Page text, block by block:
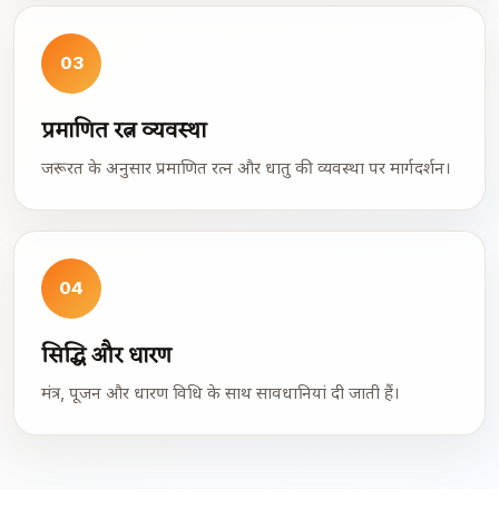
03
प्रमाणित रत्न व्यवस्था
जरूरत के अनुसार प्रमाणित रत्न और धातु की व्यवस्था पर मार्गदर्शन।
04
सिद्धि और धारण
मंत्र, पूजन और धारण विधि के साथ सावधानियां दी जाती हैं।